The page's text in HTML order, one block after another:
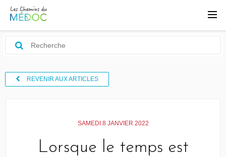
REVENIR AUX ARTICLES
SAMEDI 8 JANVIER 2022
Lorsque le temps est